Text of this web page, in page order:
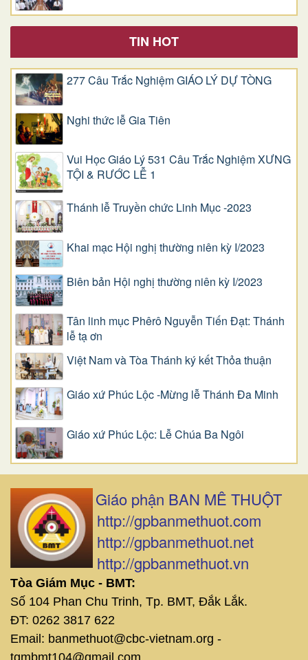
TIN HOT
277 Câu Trắc Nghiệm GIÁO LÝ DỰ TÒNG
Nghi thức lễ Gia Tiên
Vui Học Giáo Lý 531 Câu Trắc Nghiệm XƯNG
TỘI & RƯỚC LỄ 1
Thánh lễ Truyền chức Linh Mục -2023
Khai mạc Hội nghị thường niên kỳ I/2023
Biên bản Hội nghị thường niên kỳ I/2023
Tân linh mục Phêrô Nguyễn Tiến Đạt: Thánh
lễ tạ ơn
Việt Nam và Tòa Thánh ký kết Thỏa thuận
Giáo xứ Phúc Lộc -Mừng lễ Thánh Đa Minh
Giáo xứ Phúc Lộc: Lễ Chúa Ba Ngôi
Giáo phận BAN MÊ THUỘT
http://gpbanmethuot.com
http://gpbanmethuot.net
http://gpbanmethuot.vn
Tòa Giám Mục - BMT:
Số 104 Phan Chu Trinh, Tp. BMT, Đắk Lắk.
ĐT: 0262 3817 622
Email: banmethuot@cbc-vietnam.org -